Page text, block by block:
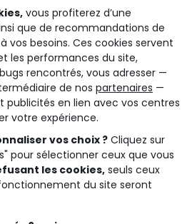
et d'utilisation
sociaux
vous profiterez d’une
que de recommandations de
vos besoins. Ces cookies servent
les performances du site,
rencontrés, vous adresser —
de nos partenaires —
en lien avec vos centres
votre expérience.
vos choix ? Cliquez sur
pour sélectionner ceux que vous
les cookies,seuls ceux
du site seront